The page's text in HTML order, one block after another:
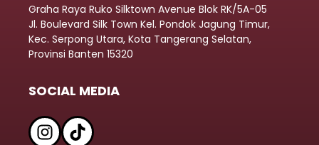
Graha Raya Ruko Silktown Avenue Blok RK/5A-05
Jl. Boulevard Silk Town Kel. Pondok Jagung Timur,
Kec. Serpong Utara, Kota Tangerang Selatan,
Provinsi Banten 15320
SOCIAL MEDIA